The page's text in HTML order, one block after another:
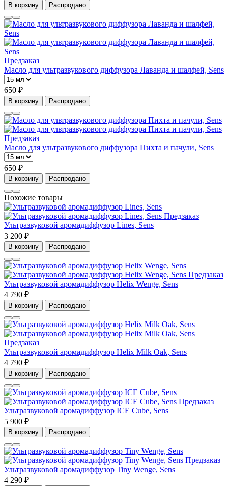
В корзину Распродано
Предзаказ
Масло для ультразвукового диффузора Лаванда и шалфей, Sens
650 ₽
В корзину Распродано
Предзаказ
Масло для ультразвукового диффузора Пихта и пачули, Sens
650 ₽
В корзину Распродано
Похожие товары
Предзаказ
Ультразвуковой аромадиффузор Lines, Sens
3 200 ₽
В корзину Распродано
Предзаказ
Ультразвуковой аромадиффузор Helix Wenge, Sens
4 790 ₽
В корзину Распродано
Предзаказ
Ультразвуковой аромадиффузор Helix Milk Oak, Sens
4 790 ₽
В корзину Распродано
Предзаказ
Ультразвуковой аромадиффузор ICE Cube, Sens
5 900 ₽
В корзину Распродано
Предзаказ
Ультразвуковой аромадиффузор Tiny Wenge, Sens
4 290 ₽